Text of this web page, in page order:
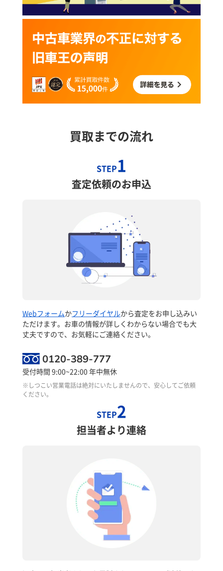
買取までの流れ
STEP1
査定依頼のお申込
Webフォームかフリーダイヤルから査定をお申し込みい
ただけます。お車の情報が詳しくわからない場合でも大
丈夫ですので、お気軽にご連絡ください。
0120-389-777
受付時間 9:00~22:00 年中無休
※しつこい営業電話は絶対にいたしませんので、安心してご依頼
ください。
STEP2
担当者より連絡